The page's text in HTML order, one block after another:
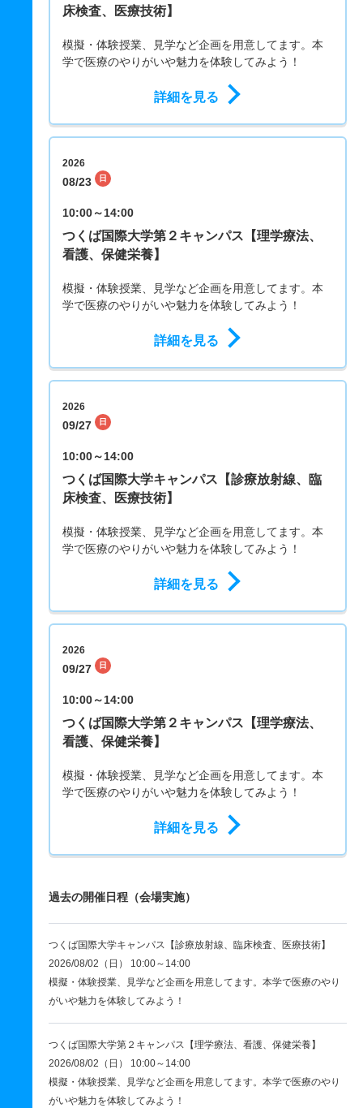
床検査、医療技術】
模擬・体験授業、見学など企画を用意してます。本
学で医療のやりがいや魅力を体験してみよう！
詳細を見る
2026
08/23 日
10:00～14:00
つくば国際大学第２キャンパス【理学療法、
看護、保健栄養】
模擬・体験授業、見学など企画を用意してます。本
学で医療のやりがいや魅力を体験してみよう！
詳細を見る
2026
09/27 日
10:00～14:00
つくば国際大学キャンパス【診療放射線、臨
床検査、医療技術】
模擬・体験授業、見学など企画を用意してます。本
学で医療のやりがいや魅力を体験してみよう！
詳細を見る
2026
09/27 日
10:00～14:00
つくば国際大学第２キャンパス【理学療法、
看護、保健栄養】
模擬・体験授業、見学など企画を用意してます。本
学で医療のやりがいや魅力を体験してみよう！
詳細を見る
過去の開催日程（会場実施）
つくば国際大学キャンパス【診療放射線、臨床検査、医療技術】
2026/08/02（日） 10:00～14:00
模擬・体験授業、見学など企画を用意してます。本学で医療のやり
がいや魅力を体験してみよう！
つくば国際大学第２キャンパス【理学療法、看護、保健栄養】
2026/08/02（日） 10:00～14:00
模擬・体験授業、見学など企画を用意してます。本学で医療のやり
がいや魅力を体験してみよう！